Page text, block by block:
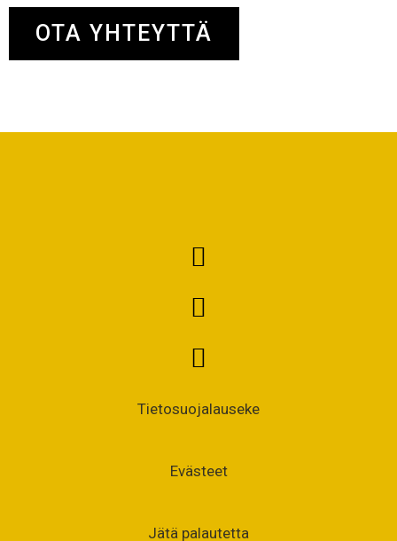
OTA YHTEYTTÄ
Tietosuojalauseke
Evästeet
Jätä palautetta